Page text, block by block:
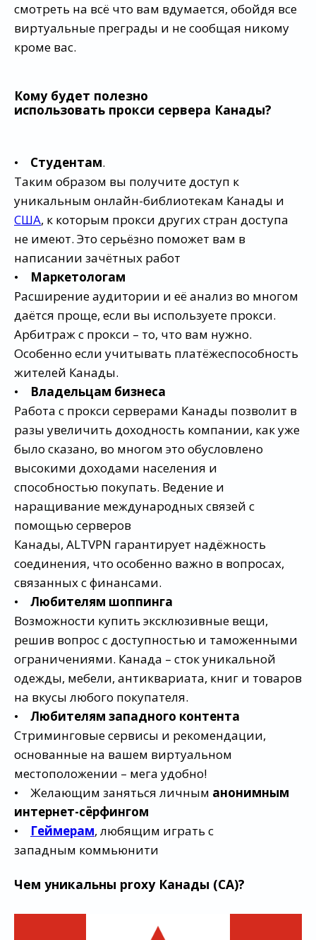
смотреть на всё что вам вдумается, обойдя все
виртуальные преграды и не сообщая никому
кроме вас.
Кому будет полезно
использовать прокси сервера Канады?
• Студентам.
Таким образом вы получите доступ к
уникальным онлайн-библиотекам Канады и
США, к которым прокси других стран доступа
не имеют. Это серьёзно поможет вам в
написании зачётных работ
• Маркетологам
Расширение аудитории и её анализ во многом
даётся проще, если вы используете прокси.
Арбитраж с прокси – то, что вам нужно.
Особенно если учитывать платёжеспособность
жителей Канады.
• Владельцам бизнеса
Работа с прокси серверами Канады позволит в
разы увеличить доходность компании, как уже
было сказано, во многом это обусловлено
высокими доходами населения и
способностью покупать. Ведение и
наращивание международных связей с
помощью серверов
Канады, ALTVPN гарантирует надёжность
соединения, что особенно важно в вопросах,
связанных с финансами.
• Любителям шоппинга
Возможности купить эксклюзивные вещи,
решив вопрос с доступностью и таможенными
ограничениями. Канада – сток уникальной
одежды, мебели, антиквариата, книг и товаров
на вкусы любого покупателя.
• Любителям западного контента
Стриминговые сервисы и рекомендации,
основанные на вашем виртуальном
местоположении – мега удобно!
• Желающим заняться личным анонимным
интернет-сёрфингом
• Геймерам, любящим играть с
западным коммьюнити
Чем уникальны proxy Канады (CA)?